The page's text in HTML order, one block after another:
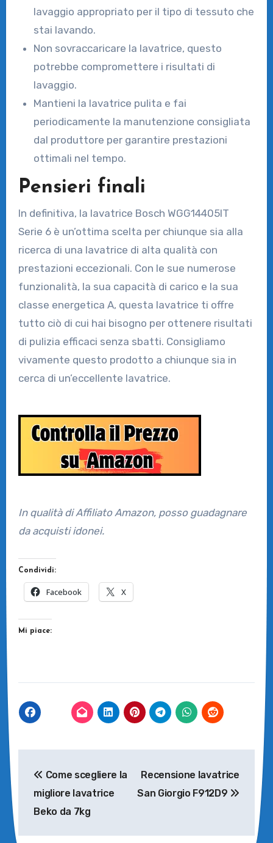
lavaggio appropriato per il tipo di tessuto che
stai lavando.
Non sovraccaricare la lavatrice, questo
potrebbe compromettere i risultati di
lavaggio.
Mantieni la lavatrice pulita e fai
periodicamente la manutenzione consigliata
dal produttore per garantire prestazioni
ottimali nel tempo.
Pensieri finali
In definitiva, la lavatrice Bosch WGG14405IT
Serie 6 è un’ottima scelta per chiunque sia alla
ricerca di una lavatrice di alta qualità con
prestazioni eccezionali. Con le sue numerose
funzionalità, la sua capacità di carico e la sua
classe energetica A, questa lavatrice ti offre
tutto ciò di cui hai bisogno per ottenere risultati
di pulizia efficaci senza sbatti. Consigliamo
vivamente questo prodotto a chiunque sia in
cerca di un’eccellente lavatrice.
In qualità di Affiliato Amazon, posso guadagnare
da acquisti idonei.
Condividi:
Facebook X
Mi piace:
articoli
Come scegliere la
migliore lavatrice
Beko da 7kg
Recensione lavatrice
San Giorgio F912D9